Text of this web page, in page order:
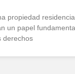
propiedad
un papel
derechos